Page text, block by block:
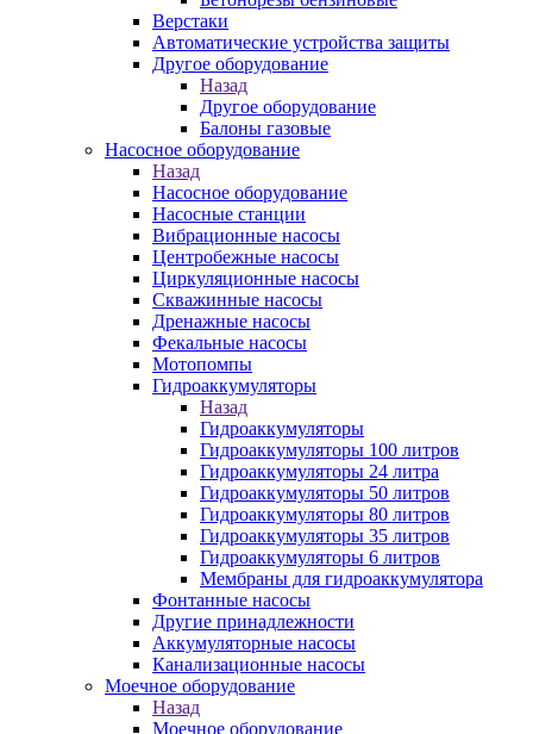
Верстаки
Автоматические устройства защиты
Другое оборудование
Назад
Другое оборудование
Балоны газовые
Насосное оборудование
Назад
Насосное оборудование
Насосные станции
Вибрационные насосы
Центробежные насосы
Циркуляционные насосы
Скважинные насосы
Дренажные насосы
Фекальные насосы
Мотопомпы
Гидроаккумуляторы
Назад
Гидроаккумуляторы
Гидроаккумуляторы 100 литров
Гидроаккумуляторы 24 литра
Гидроаккумуляторы 50 литров
Гидроаккумуляторы 80 литров
Гидроаккумуляторы 35 литров
Гидроаккумуляторы 6 литров
Мембраны для гидроаккумулятора
Фонтанные насосы
Другие принадлежности
Аккумуляторные насосы
Канализационные насосы
Моечное оборудование
Назад
Моечное оборудование